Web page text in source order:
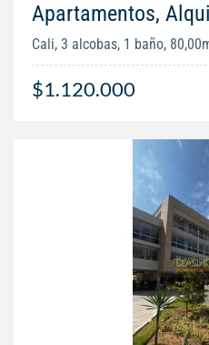
Apartamentos,
Cali, 3 alcobas, 1 baño,
$1.120.000